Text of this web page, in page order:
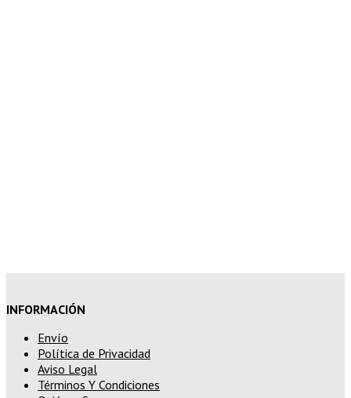
INFORMACIÓN
Envío
Política de Privacidad
Aviso Legal
Términos Y Condiciones